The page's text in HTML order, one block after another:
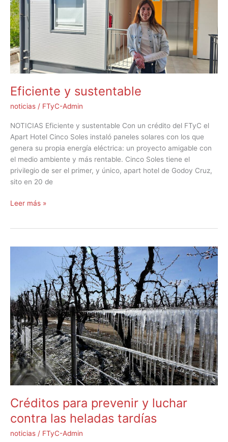
Eficiente y sustentable
noticias / FTyC-Admin
NOTICIAS Eficiente y sustentable Con un crédito del FTyC el
Apart Hotel Cinco Soles instaló paneles solares con los que
genera su propia energía eléctrica: un proyecto amigable con
el medio ambiente y más rentable. Cinco Soles tiene el
privilegio de ser el primer, y único, apart hotel de Godoy Cruz,
sito en 20 de
Leer más »
Créditos para prevenir y luchar
contra las heladas tardías
noticias / FTyC-Admin
luchar
contra
las
heladas
tardías